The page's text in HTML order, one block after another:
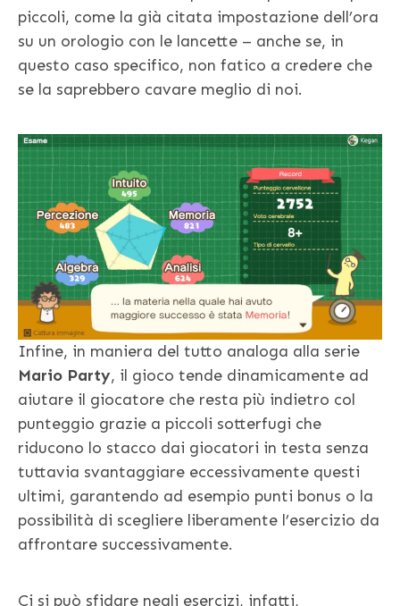
piccoli, come la già citata impostazione dell’ora
su un orologio con le lancette – anche se, in
questo caso specifico, non fatico a credere che
se la saprebbero cavare meglio di noi.
Infine, in maniera del tutto analoga alla serie
Mario Party, il gioco tende dinamicamente ad
aiutare il giocatore che resta più indietro col
punteggio grazie a piccoli sotterfugi che
riducono lo stacco dai giocatori in testa senza
tuttavia svantaggiare eccessivamente questi
ultimi, garantendo ad esempio punti bonus o la
possibilità di scegliere liberamente l’esercizio da
affrontare successivamente.
Ci si può sfidare negli esercizi, infatti,